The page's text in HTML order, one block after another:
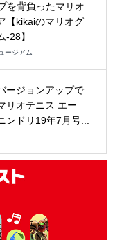
を背負ったマリオ
【kikaiのマリオグ
-28】
ージアム
ージョンアップで
リオテニス エー
ンドリ19年7月号...